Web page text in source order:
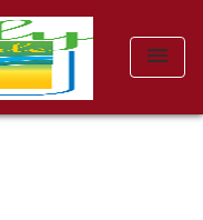
menu